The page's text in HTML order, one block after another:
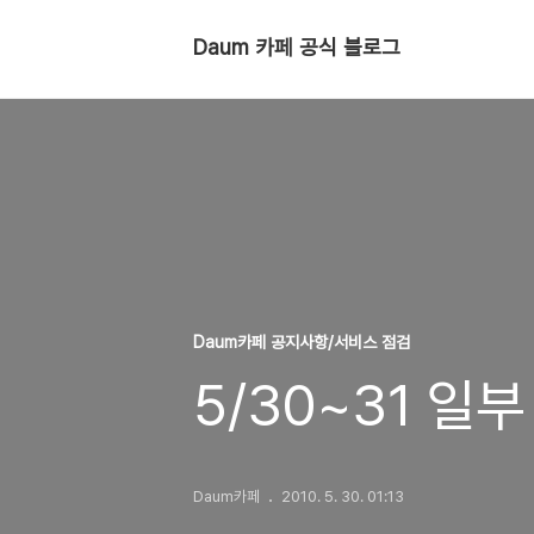
Daum 카페 공식 블로그
Daum카페 공지사항/서비스 점검
5/30~31 일부
Daum카페 2010. 5. 30. 01:13